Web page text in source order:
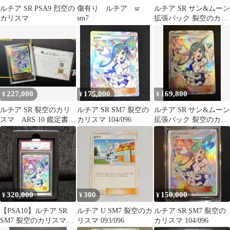
ルチア SR PSA9 烈空の
カリスマ
傷有り ルチア sr
sm7
ルチア SR サン&ムーン
拡張パック 裂空のカリ
¥ 227,000
ルチア SR 裂空のカリ
スマ ARS 10 鑑定書付
き
¥ 175,000
ルチア SR SM7 裂空の
カリスマ 104/096
¥ 169,800
ルチア SR サン&ムーン
拡張パック 裂空のカリ
スマ 104/096 美品
¥320,000
【PSA10】ルチア SR
SM7 裂空のカリスマ
¥300
ルチア U SM7 裂空のカ
リスマ 093/096
¥ 150,000
ルチア SR SM7 裂空の
カリスマ 104/096